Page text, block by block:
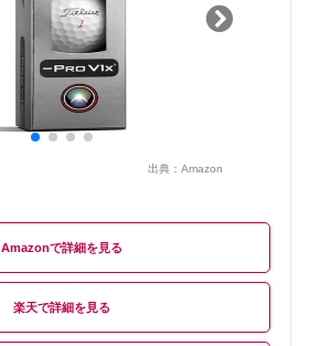
出典： Amazon
Amazon
楽天